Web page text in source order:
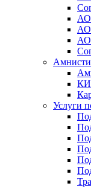
АО
АО
Услуги